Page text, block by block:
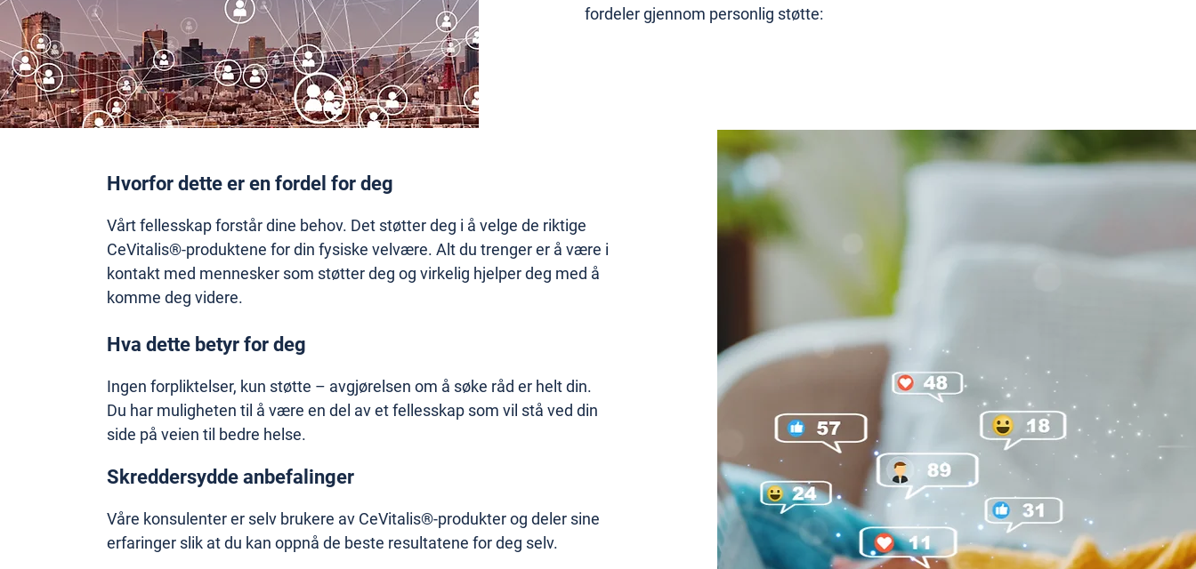
fordeler gjennom personlig støtte:
Hvorfor dette er en fordel for deg
Vårt fellesskap forstår dine behov. Det støtter deg i å velge de riktige
CeVitalis®-produktene for din fysiske velvære. Alt du trenger er å være i
kontakt med mennesker som støtter deg og virkelig hjelper deg med å
komme deg videre.
Hva dette betyr for deg
Ingen forpliktelser, kun støtte – avgjørelsen om å søke råd er helt din.
Du har muligheten til å være en del av et fellesskap som vil stå ved din
side på veien til bedre helse.
Skreddersydde anbefalinger
Våre konsulenter er selv brukere av CeVitalis®-produkter og deler sine
erfaringer slik at du kan oppnå de beste resultatene for deg selv.